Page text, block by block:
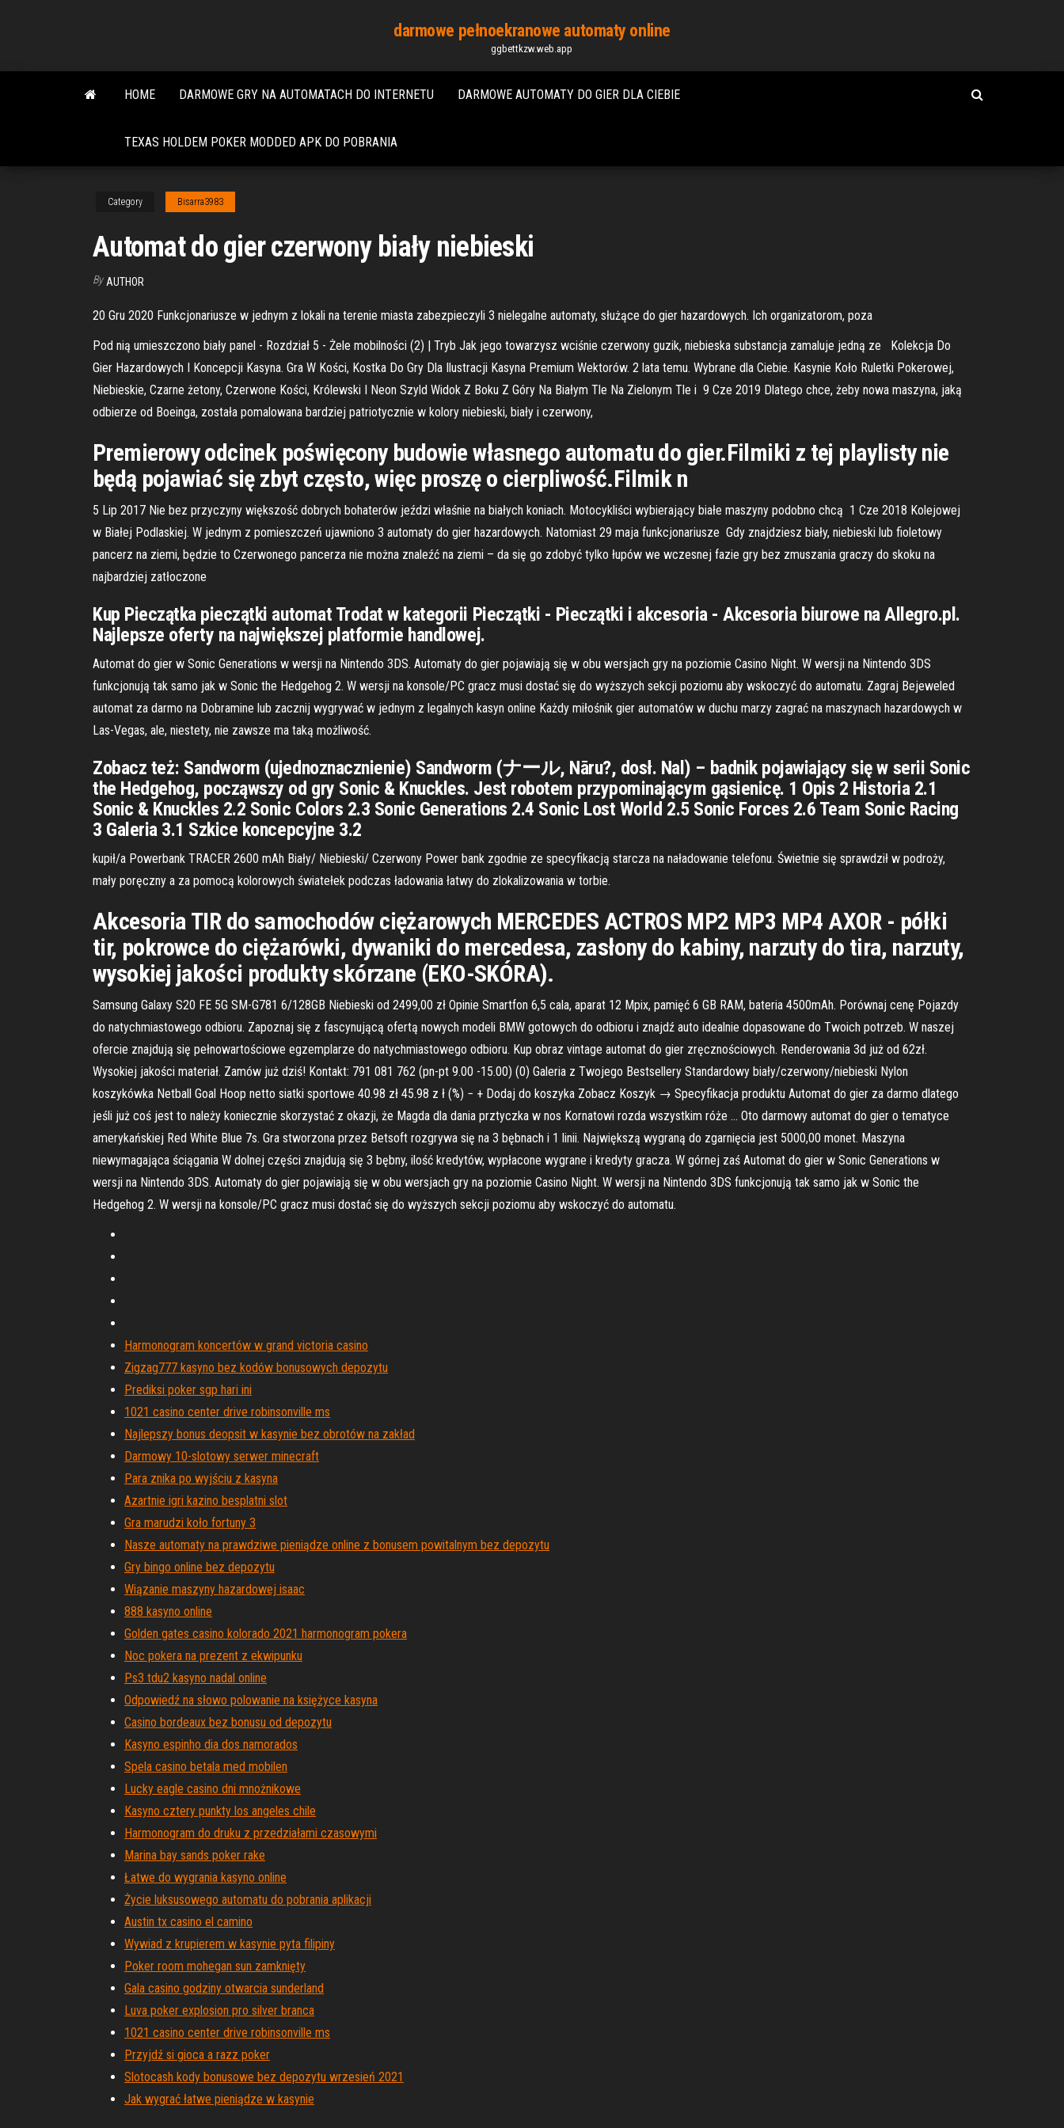
content
darmowe pełnoekranowe automaty online
ggbettkzw.web.app
HOME DARMOWE GRY NA AUTOMATACH DO INTERNETU DARMOWE AUTOMATY DO GIER DLA CIEBIE
TEXAS HOLDEM POKER MODDED APK DO POBRANIA
Category Bisarra3983
Automat do gier czerwony biały niebieski
By AUTHOR
20 Gru 2020 Funkcjonariusze w jednym z lokali na terenie miasta zabezpieczyli 3 nielegalne automaty, służące do gier hazardowych. Ich organizatorom, poza
Pod nią umieszczono biały panel - Rozdział 5 - Żele mobilności (2) | Tryb Jak jego towarzysz wciśnie czerwony guzik, niebieska substancja zamaluje jedną ze Kolekcja Do
Gier Hazardowych I Koncepcji Kasyna. Gra W Kości, Kostka Do Gry Dla Ilustracji Kasyna Premium Wektorów. 2 lata temu. Wybrane dla Ciebie. Kasynie Koło Ruletki Pokerowej,
Niebieskie, Czarne żetony, Czerwone Kości, Królewski I Neon Szyld Widok Z Boku Z Góry Na Białym Tle Na Zielonym Tle i 9 Cze 2019 Dlatego chce, żeby nowa maszyna, jaką
odbierze od Boeinga, została pomalowana bardziej patriotycznie w kolory niebieski, biały i czerwony,
Premierowy odcinek poświęcony budowie własnego automatu do gier.Filmiki z tej playlisty nie
będą pojawiać się zbyt często, więc proszę o cierpliwość.Filmik n
5 Lip 2017 Nie bez przyczyny większość dobrych bohaterów jeździ właśnie na białych koniach. Motocykliści wybierający białe maszyny podobno chcą 1 Cze 2018 Kolejowej
w Białej Podlaskiej. W jednym z pomieszczeń ujawniono 3 automaty do gier hazardowych. Natomiast 29 maja funkcjonariusze Gdy znajdziesz biały, niebieski lub fioletowy
pancerz na ziemi, będzie to Czerwonego pancerza nie można znaleźć na ziemi – da się go zdobyć tylko łupów we wczesnej fazie gry bez zmuszania graczy do skoku na
najbardziej zatłoczone
Kup Pieczątka pieczątki automat Trodat w kategorii Pieczątki - Pieczątki i akcesoria - Akcesoria biurowe na Allegro.pl.
Najlepsze oferty na największej platformie handlowej.
Automat do gier w Sonic Generations w wersji na Nintendo 3DS. Automaty do gier pojawiają się w obu wersjach gry na poziomie Casino Night. W wersji na Nintendo 3DS
funkcjonują tak samo jak w Sonic the Hedgehog 2. W wersji na konsole/PC gracz musi dostać się do wyższych sekcji poziomu aby wskoczyć do automatu. Zagraj Bejeweled
automat za darmo na Dobramine lub zacznij wygrywać w jednym z legalnych kasyn online Każdy miłośnik gier automatów w duchu marzy zagrać na maszynach hazardowych w
Las-Vegas, ale, niestety, nie zawsze ma taką możliwość.
Zobacz też: Sandworm (ujednoznacznienie) Sandworm (ナール, Nāru?, dosł. Nal) – badnik pojawiający się w serii Sonic
the Hedgehog, począwszy od gry Sonic & Knuckles. Jest robotem przypominającym gąsienicę. 1 Opis 2 Historia 2.1
Sonic & Knuckles 2.2 Sonic Colors 2.3 Sonic Generations 2.4 Sonic Lost World 2.5 Sonic Forces 2.6 Team Sonic Racing
3 Galeria 3.1 Szkice koncepcyjne 3.2
kupił/a Powerbank TRACER 2600 mAh Biały/ Niebieski/ Czerwony Power bank zgodnie ze specyfikacją starcza na naładowanie telefonu. Świetnie się sprawdził w podroży,
mały poręczny a za pomocą kolorowych światełek podczas ładowania łatwy do zlokalizowania w torbie.
Akcesoria TIR do samochodów ciężarowych MERCEDES ACTROS MP2 MP3 MP4 AXOR - półki
tir, pokrowce do ciężarówki, dywaniki do mercedesa, zasłony do kabiny, narzuty do tira, narzuty,
wysokiej jakości produkty skórzane (EKO-SKÓRA).
Samsung Galaxy S20 FE 5G SM-G781 6/128GB Niebieski od 2499,00 zł Opinie Smartfon 6,5 cala, aparat 12 Mpix, pamięć 6 GB RAM, bateria 4500mAh. Porównaj cenę Pojazdy
do natychmiastowego odbioru. Zapoznaj się z fascynującą ofertą nowych modeli BMW gotowych do odbioru i znajdź auto idealnie dopasowane do Twoich potrzeb. W naszej
ofercie znajdują się pełnowartościowe egzemplarze do natychmiastowego odbioru. Kup obraz vintage automat do gier zręcznościowych. Renderowania 3d już od 62zł.
Wysokiej jakości materiał. Zamów już dziś! Kontakt: 791 081 762 (pn-pt 9.00 -15.00) (0) Galeria z Twojego Bestsellery Standardowy biały/czerwony/niebieski Nylon
koszykówka Netball Goal Hoop netto siatki sportowe 40.98 zł 45.98 z ł (%) − + Dodaj do koszyka Zobacz Koszyk → Specyfikacja produktu Automat do gier za darmo dlatego
jeśli już coś jest to należy koniecznie skorzystać z okazji, że Magda dla dania prztyczka w nos Kornatowi rozda wszystkim róże … Oto darmowy automat do gier o tematyce
amerykańskiej Red White Blue 7s. Gra stworzona przez Betsoft rozgrywa się na 3 bębnach i 1 linii. Największą wygraną do zgarnięcia jest 5000,00 monet. Maszyna
niewymagająca ściągania W dolnej części znajdują się 3 bębny, ilość kredytów, wypłacone wygrane i kredyty gracza. W górnej zaś Automat do gier w Sonic Generations w
wersji na Nintendo 3DS. Automaty do gier pojawiają się w obu wersjach gry na poziomie Casino Night. W wersji na Nintendo 3DS funkcjonują tak samo jak w Sonic the
Hedgehog 2. W wersji na konsole/PC gracz musi dostać się do wyższych sekcji poziomu aby wskoczyć do automatu.
Harmonogram koncertów w grand victoria casino
Zigzag777 kasyno bez kodów bonusowych depozytu
Prediksi poker sgp hari ini
1021 casino center drive robinsonville ms
Najlepszy bonus deopsit w kasynie bez obrotów na zakład
Darmowy 10-slotowy serwer minecraft
Para znika po wyjściu z kasyna
Azartnie igri kazino besplatni slot
Gra marudzi koło fortuny 3
Nasze automaty na prawdziwe pieniądze online z bonusem powitalnym bez depozytu
Gry bingo online bez depozytu
Wiązanie maszyny hazardowej isaac
888 kasyno online
Golden gates casino kolorado 2021 harmonogram pokera
Noc pokera na prezent z ekwipunku
Ps3 tdu2 kasyno nadal online
Odpowiedź na słowo polowanie na księżyce kasyna
Casino bordeaux bez bonusu od depozytu
Kasyno espinho dia dos namorados
Spela casino betala med mobilen
Lucky eagle casino dni mnożnikowe
Kasyno cztery punkty los angeles chile
Harmonogram do druku z przedziałami czasowymi
Marina bay sands poker rake
Łatwe do wygrania kasyno online
Życie luksusowego automatu do pobrania aplikacji
Austin tx casino el camino
Wywiad z krupierem w kasynie pyta filipiny
Poker room mohegan sun zamknięty
Gala casino godziny otwarcia sunderland
Luva poker explosion pro silver branca
1021 casino center drive robinsonville ms
Przyjdź si gioca a razz poker
Slotocash kody bonusowe bez depozytu wrzesień 2021
Jak wygrać łatwe pieniądze w kasynie